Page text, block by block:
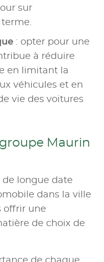
sur
: opter pour une
à réduire
en limitant la
véhicules et en
vie des voitures
Maurin
de longue date
dans la ville
offrir une
de choix de